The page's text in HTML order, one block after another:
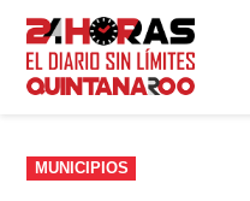
Saltar
contenido
PUBLICADO
EN
MUNICIPIOS